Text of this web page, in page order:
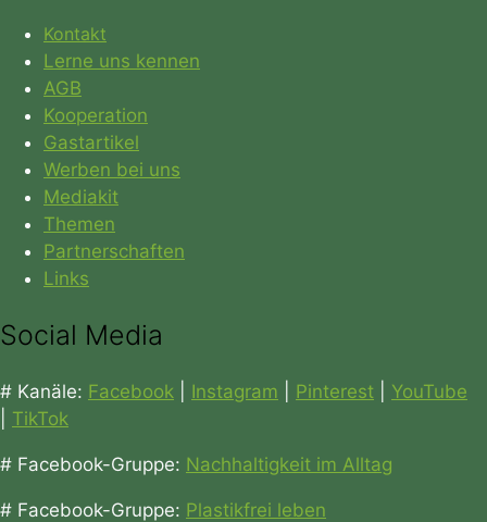
Kontakt
Lerne uns kennen
AGB
Kooperation
Gastartikel
Werben bei uns
Mediakit
Themen
Partnerschaften
Links
Social Media
# Kanäle: Facebook Instagram Pinterest
YouTube
TikTok
# Facebook-Gruppe: Nachhaltigkeit im Alltag
# Facebook-Gruppe: Plastikfrei leben